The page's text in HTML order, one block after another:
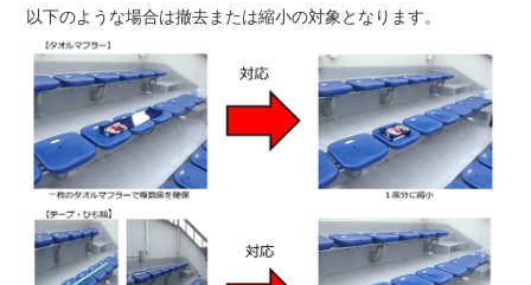
以下のような場合は撤去または縮小の対象となります。